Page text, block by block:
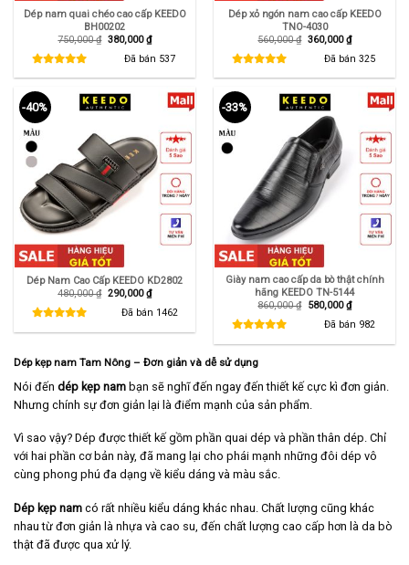
Dép nam quai chéo cao cấp KEEDO
BH00202
750,000₫ Giá
750,000 ₫.
380,000₫Giá
hiện
tại
là:
380,000 ₫.
Đã bán 537
Dép xỏ ngón nam cao cấp KEEDO
TNO-4030
560,000₫ Giá
560,000 ₫.
360,000₫Giá
hiện
tại
là:
360,000 ₫.
Đã bán 325
-40%
Dép Nam Cao Cấp KEEDO KD2802
480,000₫ Giá
290,000₫Giá
hiện
tại
Đã bán 1462
-33%
Giày nam cao cấp da bò thật chính
hãng KEEDO TN-5144
860,000₫ Giá
580,000₫Giá
hiện
tại
Đã bán 982
Dép kẹp nam Tam Nông – Đơn giản và dễ sử dụng
Nói đến dép kẹp nam bạn sẽ nghĩ đến ngay đến thiết kế cực kì đơn giản.
Nhưng chính sự đơn giản lại là điểm mạnh của sản phẩm.
Vì sao vậy? Dép được thiết kế gồm phần quai dép và phần thân dép. Chỉ
với hai phần cơ bản này, đã mang lại cho phái mạnh những đôi dép vô
cùng phong phú đa dạng về kiểu dáng và màu sắc.
Dép kẹp nam có rất nhiều kiểu dáng khác nhau. Chất lượng cũng khác
nhau từ đơn giản là nhựa và cao su, đến chất lượng cao cấp hơn là da bò
thật đã được qua xử lý.